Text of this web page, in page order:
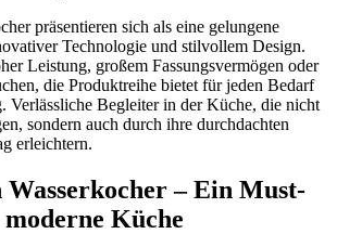
präsentieren sich als eine gelungene
Technologie und stilvollem Design.
Leistung, großem Fassungsvermögen oder
die Produktreihe bietet für jeden Bedarf
Verlässliche Begleiter in der Küche, die nicht
sondern auch durch ihre durchdachten
erleichtern.
– Ein Must-
Küche